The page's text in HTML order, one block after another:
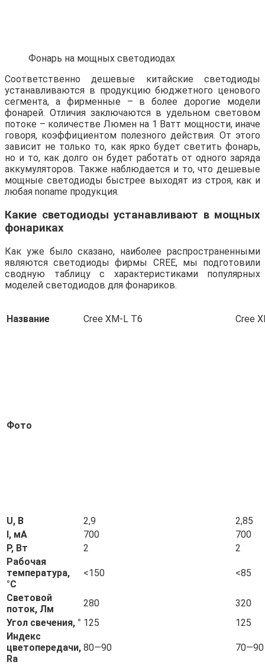
Фонарь на мощных светодиодах
Соответственно дешевые китайские светодиоды
устанавливаются в продукцию бюджетного ценового
сегмента, а фирменные – в более дорогие модели
фонарей. Отличия заключаются в удельном световом
потоке – количестве Люмен на 1 Ватт мощности, иначе
говоря, коэффициентом полезного действия. От этого
зависит не только то, как ярко будет светить фонарь,
но и то, как долго он будет работать от одного заряда
аккумуляторов. Также наблюдается и то, что дешевые
мощные светодиоды быстрее выходят из строя, как и
любая noname продукция.
Какие светодиоды устанавливают в мощных
фонариках
Как уже было сказано, наиболее распространенными
являются светодиоды фирмы CREE, мы подготовили
сводную таблицу с характеристиками популярных
моделей светодиодов для фонариков.
Название Cree XM-L T6 Cree
Фото
U, В 2,9
2,85
I, мА
700
700
P, Вт
2
2
Рабочая
температура,
°C
<150 <85
Световой
поток, Лм
280
320
Угол свечения, ° 125
125
Индекс
цветопередачи,
Ra
80—90 70—90